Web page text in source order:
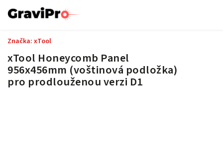
xTool Honeycomb Panel
956x456mm (voštinová podložka)
pro prodlouženou verzi D1
Značka: xTool